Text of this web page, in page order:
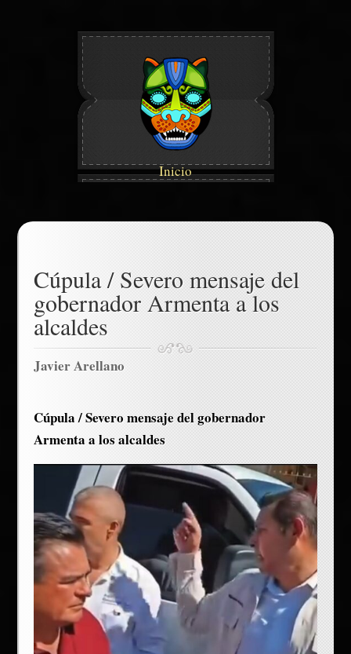
Inicio
Cúpula / Severo mensaje del
gobernador Armenta a los
alcaldes
Javier Arellano
Cúpula / Severo mensaje del gobernador
Armenta a los alcaldes